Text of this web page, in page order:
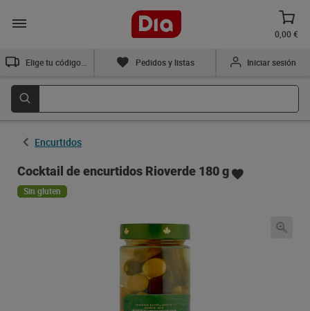
0,00 €
Pedidos y listas Iniciar sesión
Encurtidos
Cocktail de encurtidos Rioverde 180 g
Sin gluten